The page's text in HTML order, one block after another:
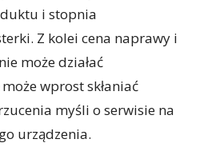
i stopnia
Z kolei cena naprawy i
może działać
wprost skłaniać
myśli o serwisie na
urządzenia.